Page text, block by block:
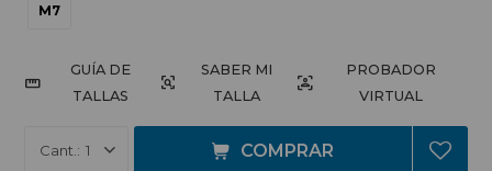
M7
GUÍA DE
TALLAS
PROBADOR
VIRTUAL
1 COMPRAR